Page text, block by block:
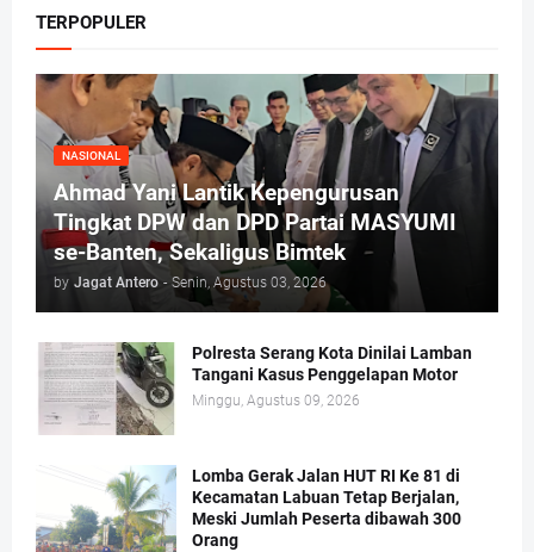
TERPOPULER
NASIONAL
Ahmad Yani Lantik Kepengurusan
Tingkat DPW dan DPD Partai MASYUMI
se-Banten, Sekaligus Bimtek
by Jagat Antero - Senin, Agustus 03, 2026
Polresta Serang Kota Dinilai Lamban
Tangani Kasus Penggelapan Motor
Minggu, Agustus 09, 2026
Lomba Gerak Jalan HUT RI Ke 81 di
Kecamatan Labuan Tetap Berjalan,
Meski Jumlah Peserta dibawah 300
Orang